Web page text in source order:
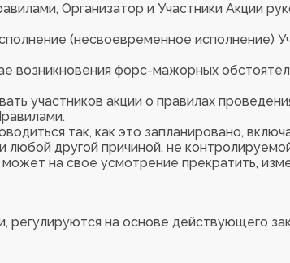
Организатор и Участники Акции
(несвоевременное исполнение)
возникновения форс-мажорных
участников акции о правилах
так, как это запланировано,
другой причиной, не
на свое усмотрение прекратить,
на основе действующего